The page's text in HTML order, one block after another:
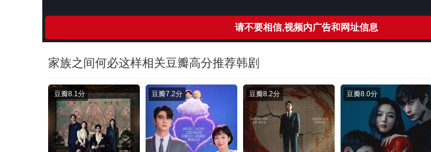
请不要相信,视频内广告和网址信息
家族之间何必这样相关豆瓣高分推荐韩剧
豆瓣8.1分 豆瓣7.2分 豆瓣8.2分 豆瓣8.0分